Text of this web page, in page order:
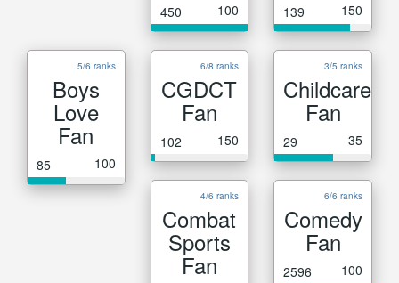
450 100 139 150
5/6 ranks
Boys
Love
Fan
85 100
6/8 ranks
CGDCT
Fan
102 150
3/5 ranks
Childcare
Fan
29 35
4/6 ranks
Combat
Sports
Fan
6/6 ranks
Comedy
Fan
2596 100